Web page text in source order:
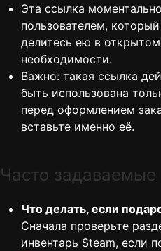
Эта ссылка
пользователем,
делитесь ею в
необходимости.
Важно: такая ссылка
быть использована
перед оформлением
вставьте именно её.
Часто задаваемые
Что делать, если
Сначала проверьте
инвентарь Steam, если